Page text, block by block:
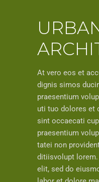
At vero eos et
dignis simos
praesentium
uti tuo dolores et
sint occaecati
praesentium
tatei non
ditiisvolupt
elit, sed do